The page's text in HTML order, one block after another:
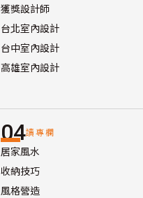
獲獎設計師
台北室內設計
台中室內設計
高雄室內設計
04讀專欄
居家風水
收納技巧
風格營造